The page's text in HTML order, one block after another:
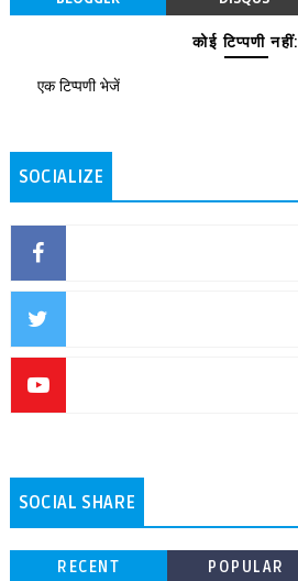
कोई टिप्पणी नहीं:
एक टिप्पणी भेजें
SOCIALIZE
SOCIAL SHARE
RECENT POPULAR